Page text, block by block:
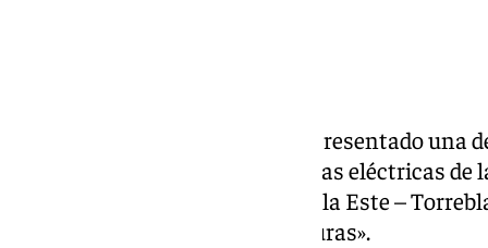
El Ayuntamiento de Sevilla ha presentado
«sabotaje» en las infraestructuras eléctricas de
varias calles del distrito de Sevilla Este –
domingo «prácticamente a oscuras».